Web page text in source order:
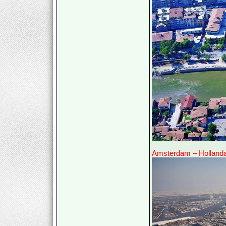
Amsterdam –